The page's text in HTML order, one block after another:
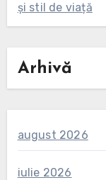
și stil de viață
Arhivă
august 2026
iulie 2026